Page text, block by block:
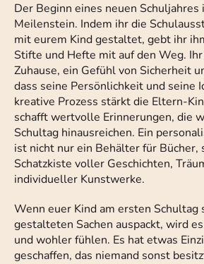
Der Beginn eines neuen
Meilenstein. Indem ihr die
mit eurem Kind gestaltet, gebt ihr
Stifte und Hefte mit auf den Weg.
Zuhause, ein Gefühl von Sicherheit
dass seine Persönlichkeit und seine
kreative Prozess stärkt die Eltern-
schafft wertvolle Erinnerungen, die
Schultag hinausreichen. Ein
ist nicht nur ein Behälter für Bücher,
Schatzkiste voller Geschichten,
individueller Kunstwerke.
Wenn euer Kind am ersten
gestalteten Sachen auspackt, wird
und wohler fühlen. Es hat etwas
geschaffen, das niemand sonst